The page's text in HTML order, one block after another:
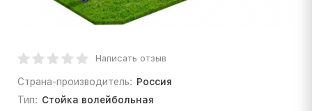
Написать отзыв
Страна-производитель: Россия
Тип: Стойка волейбольная